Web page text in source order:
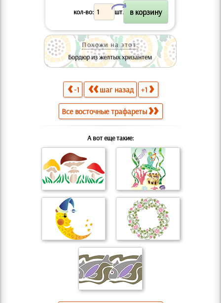
кол-во: шт.
X
Похожи на этот:
Бордюр из желтых хризантем
-1 шаг назад +1
Все восточные трафареты
А вот еще такие: